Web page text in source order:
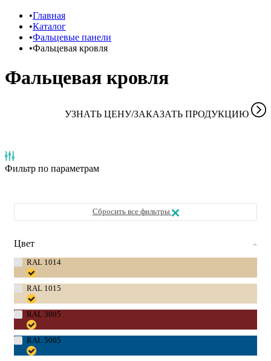
Главная
Каталог
Фальцевые панели
Фальцевая кровля
Фальцевая кровля
УЗНАТЬ ЦЕНУ/ЗАКАЗАТЬ ПРОДУКЦИЮ
Фильтр по параметрам
Сбросить все фильтры
Цвет
RAL 1014
RAL 1015
RAL 3005
RAL 5005